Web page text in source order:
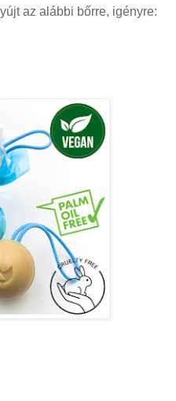
az alábbi bőrre, igényre: